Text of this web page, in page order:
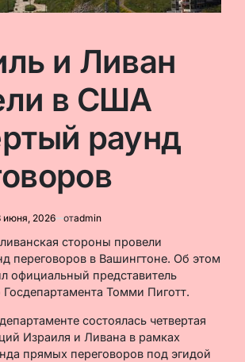
и Ливан
в США
раунд
июня, 2026 отadmin
стороны провели
переговоров в Вашингтоне. Об этом
официальный представитель
Томми Пиготт.
состоялась четвертая
Израиля и Ливана в рамках
прямых переговоров под эгидой